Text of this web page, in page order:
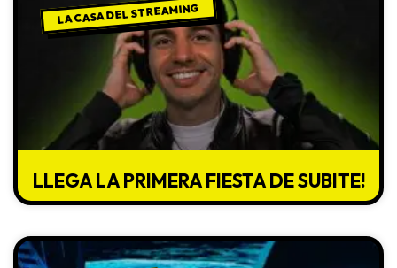
LA CASA DEL STREAMING
LLEGA LA PRIMERA FIESTA DE SUBITE!